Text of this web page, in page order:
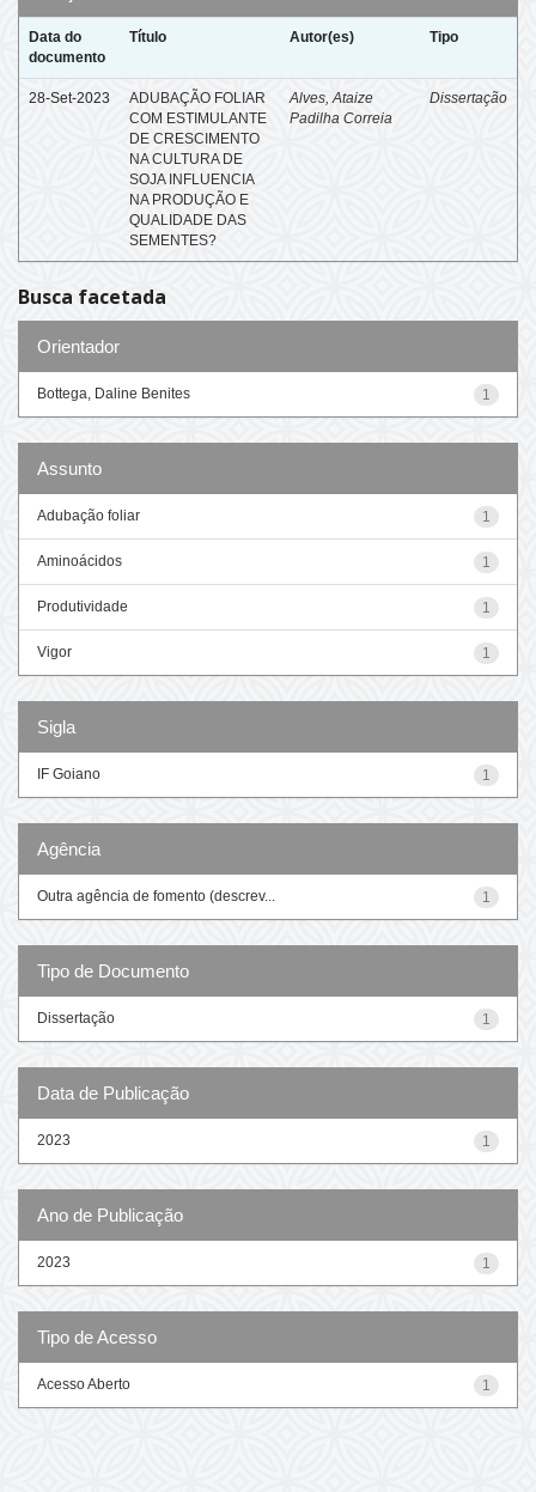
Data do
documento
Título Autor(es) Tipo
28-Set-2023
ADUBAÇÃO FOLIAR
COM ESTIMULANTE
DE CRESCIMENTO
NA CULTURA DE
SOJA INFLUENCIA
NA PRODUÇÃO E
QUALIDADE DAS
SEMENTES?
Alves, Ataize
Padilha Correia
Dissertação
Busca facetada
Orientador
1
Bottega, Daline Benites
Assunto
1
Adubação foliar
1
Aminoácidos
1
Produtividade
1
Vigor
Sigla
1
IF Goiano
Agência
1
Outra agência de fomento (descrev...
Tipo de Documento
1
Dissertação
Data de Publicação
1
2023
Ano de Publicação
1
2023
Tipo de Acesso
1
Acesso Aberto